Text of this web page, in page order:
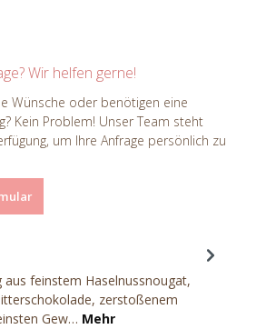
Wir helfen gerne!
Wünsche oder benötigen eine
Kein Problem! Unser Team steht
um Ihre Anfrage persönlich zu
aus feinstem Haselnussnougat,
zerstoßenem
Gew… Mehr